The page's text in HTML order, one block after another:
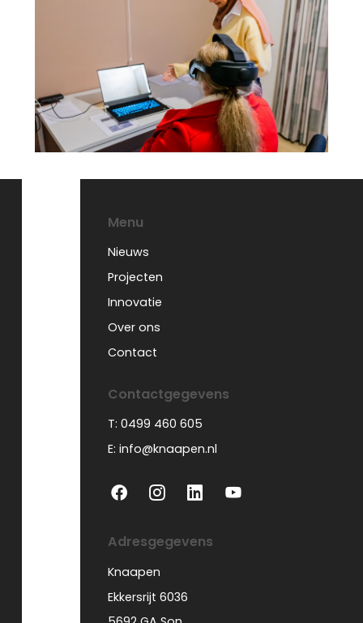
Menu
Nieuws
Projecten
Innovatie
Over ons
Contact
Contactgegevens
T: 0499 460 605
E: info@knaapen.nl
Adresgegevens
Knaapen
Ekkersrijt 6036